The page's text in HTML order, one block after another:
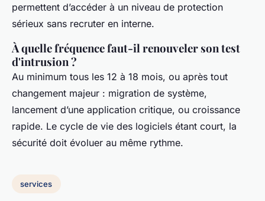
permettent d’accéder à un niveau de protection
sérieux sans recruter en interne.
À quelle fréquence faut-il renouveler son test
d'intrusion ?
Au minimum tous les 12 à 18 mois, ou après tout
changement majeur : migration de système,
lancement d’une application critique, ou croissance
rapide. Le cycle de vie des logiciels étant court, la
sécurité doit évoluer au même rythme.
services